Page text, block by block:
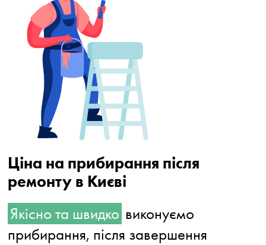
Ціна на прибирання після
ремонту в Києві
Якісно та швидко виконуємо
прибирання, після завершення